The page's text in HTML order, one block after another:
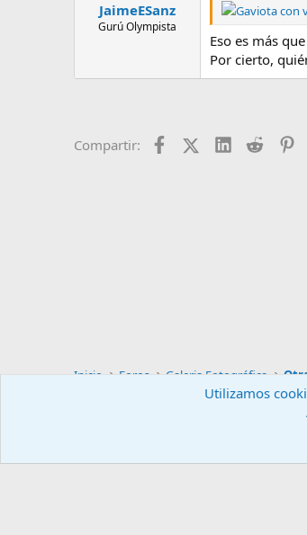
JaimeESanz
Gurú Olympista
Gaviota con
Eso es más
Por cierto,
Compartir: FacebookX (Twitter)
LinkedIn
Reddit
Inicio Foros Galeria Fotográfica
Utilizamos